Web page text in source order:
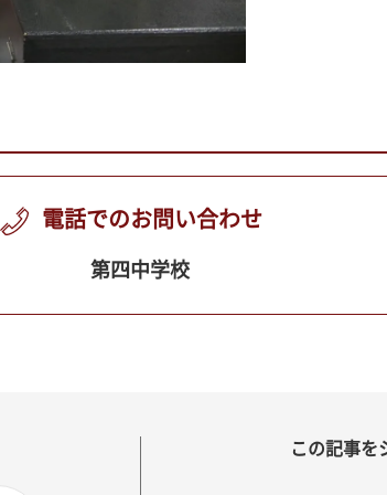
電話でのお問い合わせ
第四中学校
この記事を